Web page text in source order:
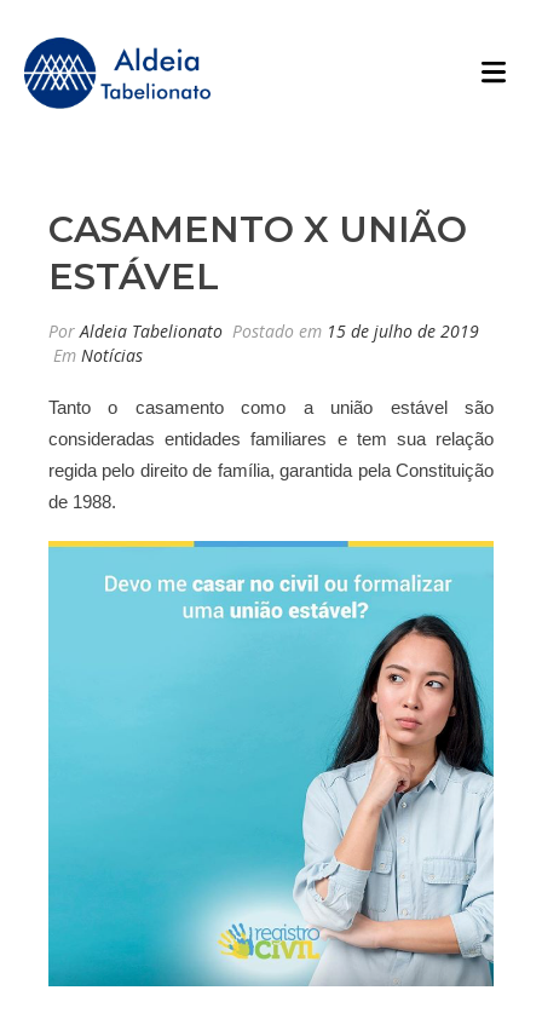
CASAMENTO X UNIÃO
ESTÁVEL
PorAldeia Tabelionato Postado em 15 de julho de 2019
Em Notícias
Tanto o casamento como a união estável são
consideradas entidades familiares e tem sua relação
regida pelo direito de família, garantida pela Constituição
de 1988.